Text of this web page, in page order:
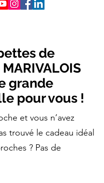
de
grande
pour vous !
et vous n’avez
trouvé le cadeau idéal
? Pas de